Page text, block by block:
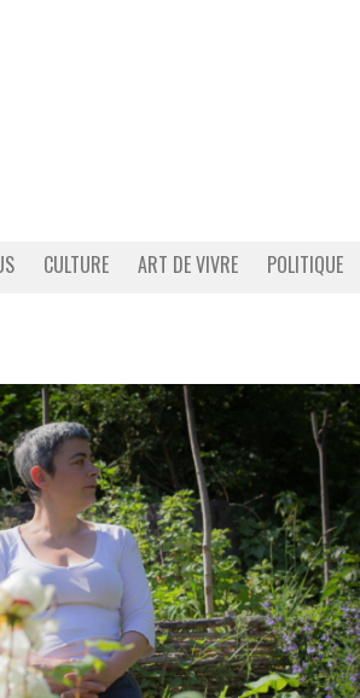
CULTURE ART DE VIVRE POLITIQUE